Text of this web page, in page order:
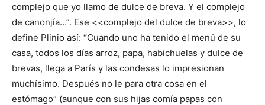
complejo que yo llamo de dulce de breva. Y el complejo
de canonjía…”. Ese <<complejo del dulce de breva>>, lo
define Plinio así: “Cuando uno ha tenido el menú de su
casa, todos los días arroz, papa, habichuelas y dulce de
brevas, llega a París y las condesas lo impresionan
muchísimo. Después no le para otra cosa en el
estómago” (aunque con sus hijas comía papas con